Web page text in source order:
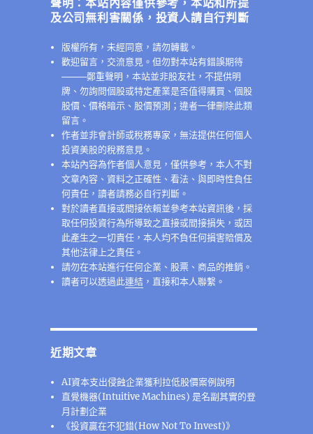
聲明：本站內容僅供參考，本站和所提
及公司無利害關係，投資人請自行判斷
版權所有，未經同意，請勿轉載。
歡迎留言，交流意見。但勿對本站有錯誤期待
────鄭重聲明，本站並非股友社，不提供明
牌、勿詢問個股或特定產業是否值得購買、個股
股價、價格暗示、股價預測；違者一律刪除此類
留言。
作者並非會計師或稅務專家，無法提供任何個人
投資美股的稅務意見。
本站內容為作者個人意見，僅供參考，本人不對
文章內容、資料之正確性、看法、與即時性負任
何責任，讀者請務必自行判斷。
對於讀者直接或間接依賴並參考本站資訊後，採
取任何投資行為所導致之直接或間接損失，或因
此產生之一切責任，本人均不負任何損害賠償及
其他法律上之責任。
請勿在本站進行任何企業、股票、商品的推銷。
讀者可以透過此連結 ，直接和本人聯繫。
近期文章
AI資本支出侵蝕企業獲利拉低股價案例說明
直覺機器(Intuitive Machines) 是名副其實的登
月計劃企業
《投資贏在不犯錯(How Not To Invest)》